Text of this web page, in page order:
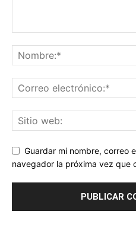
Guardar mi nombre, correo
navegador la próxima vez que